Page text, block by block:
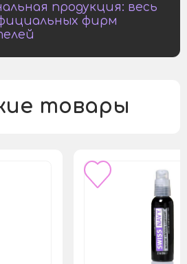
продукция: весь
фирм
товары